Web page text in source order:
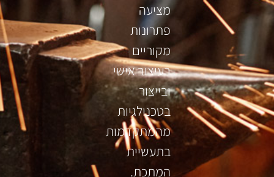
מציעה
פתרונות
מקוריים
בעיצוב אישי
ובייצור
בטכנולגיות
מהמתקדמות
בתעשיית
המתכת.